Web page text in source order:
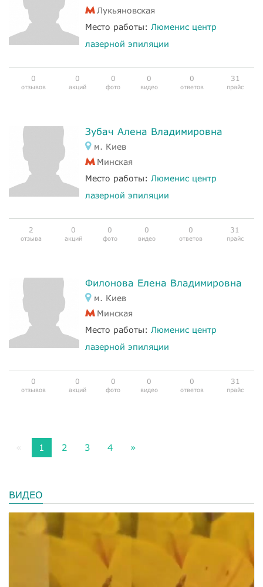
Лукьяновская
Место работы: Люменис центр
лазерной эпиляции
0
отзывов
0
акций
0
фото
0
видео
0
ответов
31
прайс
Зубач Алена Владимировна
м. Киев
Минская
Место работы: Люменис центр
лазерной эпиляции
2
отзыва
0
акций
0
фото
0
видео
0
ответов
31
прайс
Филонова Елена Владимировна
м. Киев
Минская
Место работы: Люменис центр
лазерной эпиляции
0
отзывов
0
акций
0
фото
0
видео
0
ответов
31
прайс
1 2 3 4 »
ВИДЕО